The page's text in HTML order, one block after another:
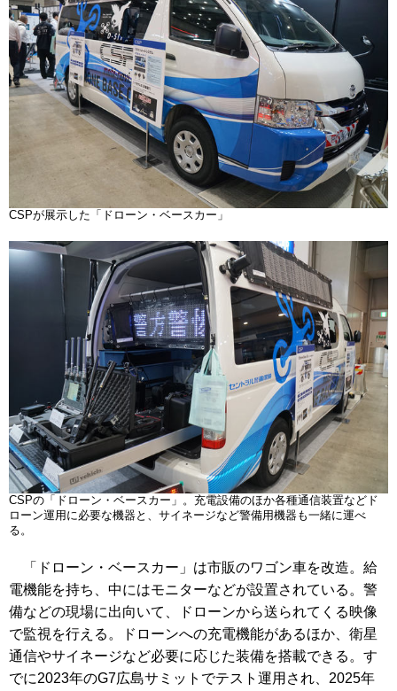
CSPが展示した「ドローン・ベースカー」
CSPの「ドローン・ベースカー」。充電設備のほか各種通信装置などド
ローン運用に必要な機器と、サイネージなど警備用機器も一緒に運べ
る。
「ドローン・ベースカー」は市販のワゴン車を改造。給
電機能を持ち、中にはモニターなどが設置されている。警
備などの現場に出向いて、ドローンから送られてくる映像
で監視を行える。ドローンへの充電機能があるほか、衛星
通信やサイネージなど必要に応じた装備を搭載できる。す
でに2023年のG7広島サミットでテスト運用され、2025年